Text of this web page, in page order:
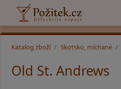
Katalog zboží Skotsko, míchané
Old St. Andrews